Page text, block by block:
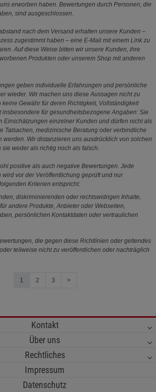
erworben haben. Bewertungen durch Personen, die
sind ausgeschlossen.
nach dem Versand erhalten unsere Kunden –
zugestimmt haben – eine E-Mail mit einem Link zu
Auf diese Weise bitten wir unsere Kunden, ihre
Produkten oder unserem Shop mit anderen
geben individuelle Erfahrungen und persönliche
wieder. Wir machen uns diese Aussagen nicht zu
Gewähr für deren Richtigkeit, Vollständigkeit
insbesondere für gesundheitsbezogene Angaben: Sie
Einschätzungen einzelner Kunden und dürfen nicht als
Tatsachen, medizinische Beratung oder verbindliche
werden. Wir distanzieren uns ausdrücklich von solchen
weder als richtig noch als falsch.
positive als auch negative Bewertungen. Jede
vor der Veröffentlichung geprüft und nur
Kriterien entspricht:
diskriminierenden oder rechtswidrigen Inhalte,
andere Produkte, Anbieter oder Webseiten,
persönlichen Kontaktdaten oder vertraulichen
die gegen diese Richtlinien oder geltendes
teilweise nicht zu veröffentlichen oder nachträglich
1 2 3 >
Kontakt
Über uns
Rechtliches
Impressum
Datenschutz